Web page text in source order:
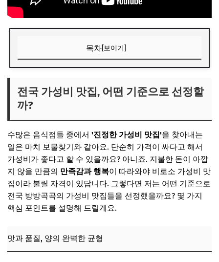
목차[보이기]
맛과 품질, 양의 완벽한 균형
현지인 추천과 숨겨진 보석 발굴
📌 지금 뜨는 꿀정보! 놓치지 마세요
추가할인 코드 WRVE6
수도권 지역별 가성비 끝판왕 맛집 (서울/경기/인천)
서울: 직장인의 든든한 한 끼, 백반/국수류 맛집
경기: 해장국/국밥류, 속 편한 숨은 맛집
인천: 저렴하고 푸짐한 분식 맛집
추가할인 코드 WRVE6
영남권 대표 가성비 맛집 BEST 3 (부산/대구/울산)
전국 가성비 맛집, 어떤 기준으로 선정할
까?
수많은 음식점들 중에서 '진정한 가성비 맛집'을 찾아내는
일은 마치 보물찾기와 같아요. 단순히 가격이 싸다고 해서
가성비가 좋다고 할 수 있을까요? 아니죠. 지불한 돈이 아깝
지 않을 만큼의 만족감과 행복이 따라와야 비로소 가성비 맛
집이라 불릴 자격이 있답니다. 그렇다면 저는 어떤 기준으로
전국 방방곡곡의 가성비 맛집들을 선정했을까요? 몇 가지
핵심 포인트를 설명해 드릴게요.
맛과 품질, 양의 완벽한 균형